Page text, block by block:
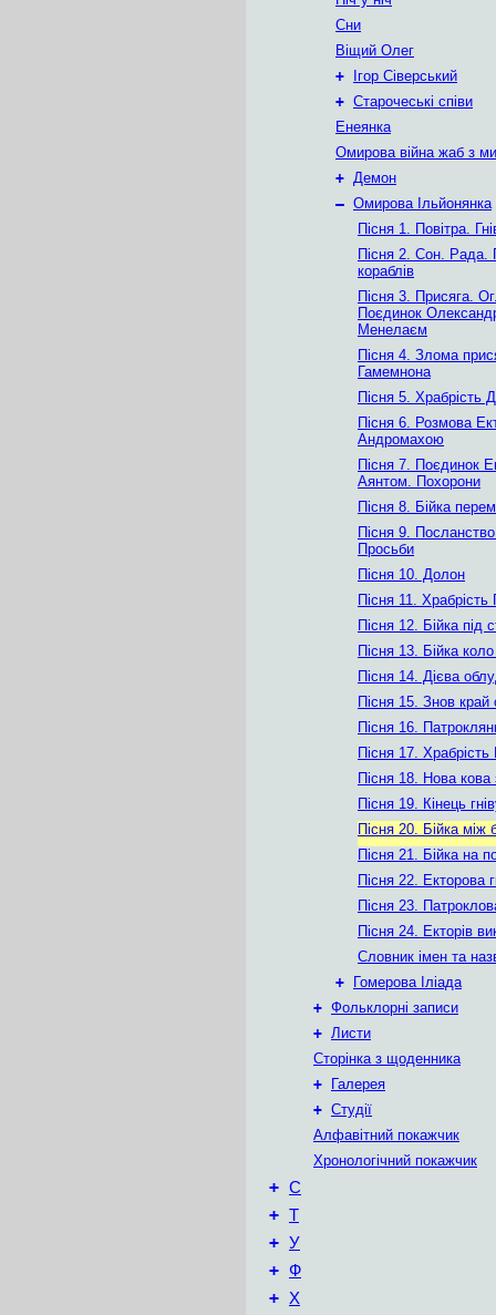
Сни
Віщий Олег
+
Ігор Сіверський
+ Старочеські співи
Енеянка
Омирова війна жаб з
+ Демон
– Омирова Ільйонянка
Пісня 1. Повітра.
Пісня 2. Сон. Рада.
кораблів
Пісня 3. Присяга.
Поєдинок
Менелаєм
Пісня 4. Злома
Гамемнона
Пісня 5. Храбрість
Пісня 6. Розмова
Андромахою
Пісня 7. Поєдинок
Аянтом. Похорони
Пісня 8. Бійка
Пісня 9.
Просьби
Пісня 10. Долон
Пісня 11.
Пісня 12. Бійка під
Пісня 13. Бійка
Пісня 14. Дієва
Пісня 15. Знов край
Пісня 16.
Пісня 17.
Пісня 18. Нова кова
Пісня 19. Кінець
Пісня 20. Бійка між
Пісня 21. Бійка на
Пісня 22. Екторова
Пісня 23.
Пісня 24. Екторів
Словник імен та
+
Гомерова Іліада
+ Фольклорні записи
+ Листи
Сторінка з щоденника
+
Галерея
+ Студії
Алфавітний покажчик
Хронологічний покажчик
+ С
+ Т
+ У
+ Ф
+ Х